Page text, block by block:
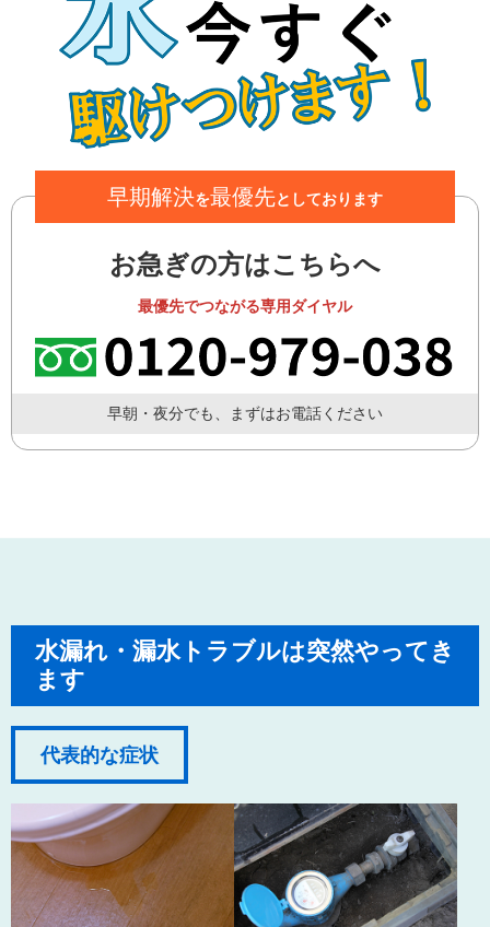
早期解決を最優先としております
お急ぎの方はこちらへ
最優先でつながる専用ダイヤル
早朝・夜分でも、まずはお電話ください
水漏れ・漏水トラブルは突然やってき
ます
代表的な症状